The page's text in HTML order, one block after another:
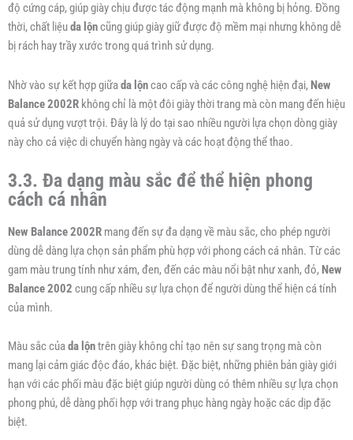
độ cứng cáp, giúp giày chịu được tác động mạnh mà không bị hỏng. Đồng
thời, chất liệuda lộncũng giúp giày giữ được độ mềm mại nhưng không dễ
bị rách hay trầy xước trong quá trình sử dụng.
Nhờ vào sự kết hợp giữa da lộncao cấp và các công nghệ hiện đại, New
Balance 2002R không chỉ là một đôi giày thời trang mà còn mang đến hiệu
quả sử dụng vượt trội. Đây là lý do tại sao nhiều người lựa chọn dòng giày
này cho cả việc di chuyển hàng ngày và các hoạt động thể thao.
3.3. Đa dạng màu sắc để thể hiện phong
cách cá nhân
New Balance 2002R mang đến sự đa dạng về màu sắc, cho phép người
dùng dễ dàng lựa chọn sản phẩm phù hợp với phong cách cá nhân. Từ các
gam màu trung tính như xám, đen, đến các màu nổi bật như xanh, đỏ, New
Balance 2002 cung cấp nhiều sự lựa chọn để người dùng thể hiện cá tính
của mình.
Màu sắc củada lộntrên giày không chỉ tạo nên sự sang trọng mà còn
mang lại cảm giác độc đáo, khác biệt. Đặc biệt, những phiên bản giày giới
hạn với các phối màu đặc biệt giúp người dùng có thêm nhiều sự lựa chọn
phong phú, dễ dàng phối hợp với trang phục hàng ngày hoặc các dịp đặc
biệt.